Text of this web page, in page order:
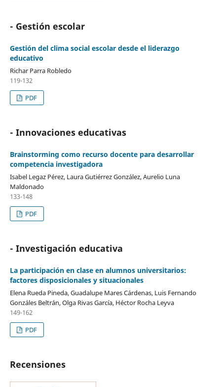
- Gestión escolar
Gestión del clima social escolar desde el liderazgo
educativo
Richar Parra Robledo
119-132
PDF
- Innovaciones educativas
Brainstorming como recurso docente para desarrollar
competencia investigadora
Isabel Legaz Pérez, Laura Gutiérrez González, Aurelio Luna
Maldonado
133-148
PDF
- Investigación educativa
La participación en clase en alumnos universitarios:
factores disposicionales y situacionales
Elena Rueda Pineda, Guadalupe Mares Cárdenas, Luis Fernando
Gonzáles Beltrán, Olga Rivas García, Héctor Rocha Leyva
149-162
PDF
Recensiones